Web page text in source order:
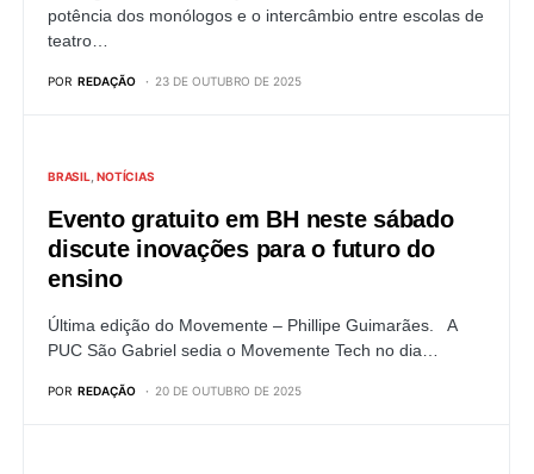
potência dos monólogos e o intercâmbio entre escolas de
teatro…
POR REDAÇÃO 23 DE OUTUBRO DE 2025
BRASIL NOTÍCIAS
Evento gratuito em BH neste sábado
discute inovações para o futuro do
ensino
Última edição do Movemente – Phillipe Guimarães. A
PUC São Gabriel sedia o Movemente Tech no dia…
POR REDAÇÃO 20 DE OUTUBRO DE 2025